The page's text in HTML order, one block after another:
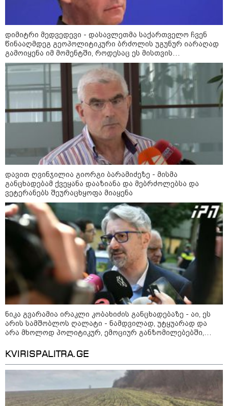
ფული ამ ზოდიაქოს ნიშნების
ხელში აღმოჩნდება: ვინ
გამდიდრდება?
როგორ ჩავიცვათ 40 წლის
შემდეგ: მილიონერების
სტილისტის 8 ოქროს წესი და
აუცილებელი სამოსი
მსოფლიო
უძველესი სენი და ეპიდემია: აშშ-ში
ერთდროულად კეთრს და ნაწლავურ
ინფექციას ებრძვიან - რა უნდა ვიცოდეთ
და რამდენად სახიფათოა
დიმიტრი მედვედევი - დასავლეთმა საქართველო ჩვენ
წინააღმდეგ გეოპოლიტიკური ბრძოლის უგუნურ იარაღად
გამოიყენა იმ მომენტში, როდესაც ეს მისთვის
ხელსაყრელი იყო
დავით ღვინჯილია გიორგი ბარამიძეზე - მისმა
განცხადებამ ქვეყანა დააზიანა და მებრძოლებსა და
ვეტერანებს შეურაცხყოფა მიაყენა
ნიკა გვარამია ირაკლი კობახიძის განცხადებაზე - აი, ეს
არის სამშობლოს ღალატი - ნამდვილად, უტყუარად და
არა მხოლოდ პოლიტიკურ, ემოციურ განზომილებებში,
KVIRISPALITRA.GE